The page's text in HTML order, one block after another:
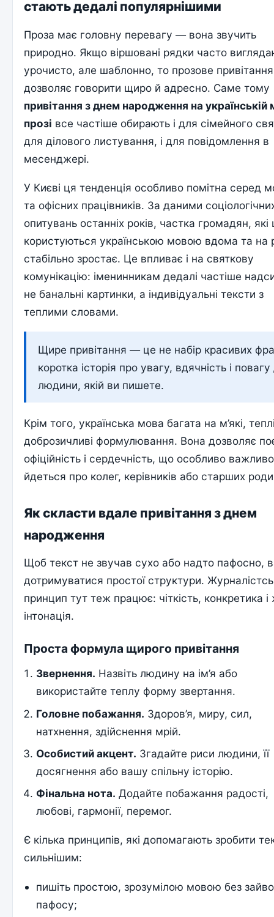
стають дедалі популярнішими
Проза має головну перевагу — вона звучить
природно. Якщо віршовані рядки часто
урочисто, але шаблонно, то прозове привітання
дозволяє говорити щиро й адресно. Саме тому
привітання з днем народження на українській
прозі все частіше обирають і для сімейного
для ділового листування, і для повідомлення в
месенджері.
У Києві ця тенденція особливо помітна серед
та офісних працівників. За даними
опитувань останніх років, частка громадян,
користуються українською мовою вдома та на
стабільно зростає. Це впливає і на святкову
комунікацію: іменинникам дедалі частіше
не банальні картинки, а індивідуальні тексти з
теплими словами.
Щире привітання — це не набір красивих
коротка історія про увагу, вдячність і
людини, якій ви пишете.
Крім того, українська мова багата на м’які,
доброзичливі формулювання. Вона дозволяє
офіційність і сердечність, що особливо
йдеться про колег, керівників або старших
Як скласти вдале привітання з днем
народження
Щоб текст не звучав сухо або надто пафосно,
дотримуватися простої структури.
принцип тут теж працює: чіткість, конкретика
інтонація.
Проста формула щирого привітання
Звернення. Назвіть людину на ім’я або
використайте теплу форму звертання.
Головне побажання. Здоров’я, миру, сил,
натхнення, здійснення мрій.
Особистий акцент. Згадайте риси людини, її
досягнення або вашу спільну історію.
Фінальна нота. Додайте побажання радості,
любові, гармонії, перемог.
Є кілька принципів, які допомагають зробити
сильнішим:
пишіть простою, зрозумілою мовою без
пафосу;